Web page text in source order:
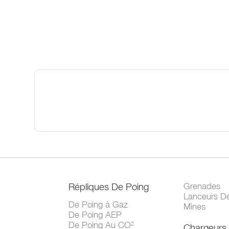
Répliques De Poing
De Poing à Gaz
De Poing AEP
De Poing Au CO²
Grenades
Lanceurs
Mines